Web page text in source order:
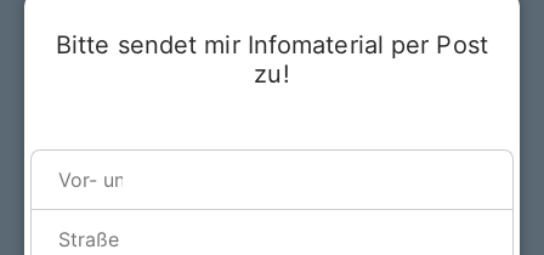
Bitte sendet mir Infomaterial per Post
zu!